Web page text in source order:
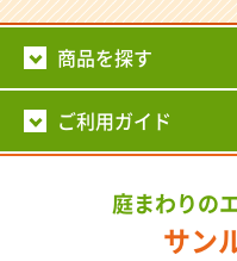
商品を探す
ご利用ガイド
庭まわりの
サン